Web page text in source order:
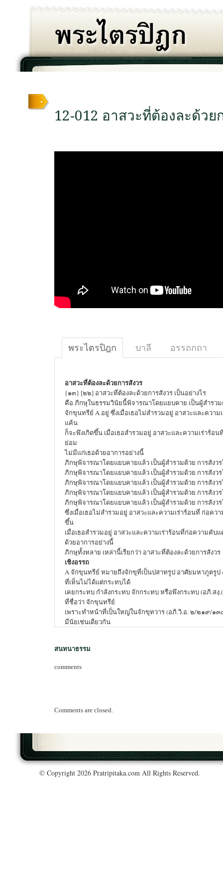
12-012 อาสวะที่ต้องละด้วย
พระไตรปิฎก บาลี อรรถกถา
อาสวะที่ต้องละด้วยการสังวร
{๑๓} [๒๒] อาสวะที่ต้องละด้วยการสังวร เป็นอย่างไร
คือ ภิกษุในธรรมวินัยนี้พิจารณาโดยแยบคาย เป็นผู้สำรวม
จักขุนทรีย์ A อยู่ ซึ่งเมื่อเธอไม่สำรวมอยู่ อาสวะและควา
แค้น
ก็จะพึงเกิดขึ้น เมื่อเธอสำรวมอยู่ อาสวะและความเร่าร้อ
ย่อม
ไม่มีแก่เธอด้วยอาการอย่างนี้
ภิกษุพิจารณาโดยแยบคายแล้ว เป็นผู้สำรวมด้วย การสังว
ภิกษุพิจารณาโดยแยบคายแล้ว เป็นผู้สำรวมด้วย การสังว
ภิกษุพิจารณาโดยแยบคายแล้ว เป็นผู้สำรวมด้วย การสังว
ภิกษุพิจารณาโดยแยบคายแล้ว เป็นผู้สำรวมด้วย การสังว
ภิกษุพิจารณาโดยแยบคายแล้ว เป็นผู้สำรวมด้วย การสังว
ซึ่งเมื่อเธอไม่สำรวมอยู่ อาสวะและความเร่าร้อนที่ ก่อคว
ขึ้น
เมื่อเธอสำรวมอยู่ อาสวะและความเร่าร้อนที่ก่อความคับ
ด้วยอาการอย่างนี้
ภิกษุทั้งหลาย เหล่านี้เรียกว่า อาสวะที่ต้องละด้วยการสังวร
เชิงอรรถ
A จักขุนทรีย์ หมายถึงจักขุที่เป็นปสาทรูป อาศัยมหาภูตรูป
ที่เห็นไม่ได้แต่กระทบได้
เคยกระทบ กำลังกระทบ จักกระทบ หรือพึงกระทบ (อภิ.
ที่ชื่อว่า จักขุนทรีย์
เพราะทำหน้าที่เป็นใหญ่ในจักขุทวาร (อภิ.วิ.อ. ๒/๒๑๙/๑
มีนัยเช่นเดียวกัน
สนทนาธรรม
comments
Comments are closed.
© Copyright 2026 Pratripitaka.com All Rights Reserved.